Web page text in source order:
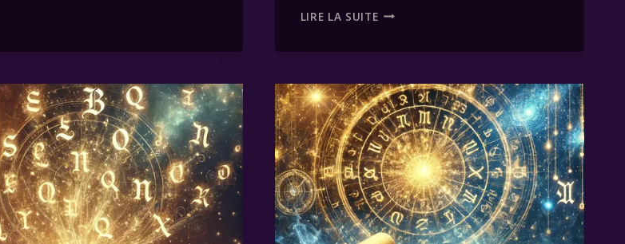
LIRE LA SUITECOMPATIBILITÉ